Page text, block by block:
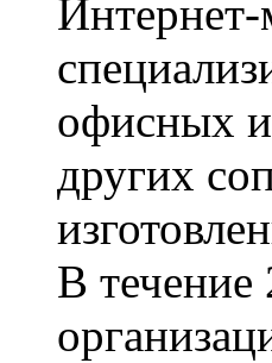
Интернет-
офисных
других
В